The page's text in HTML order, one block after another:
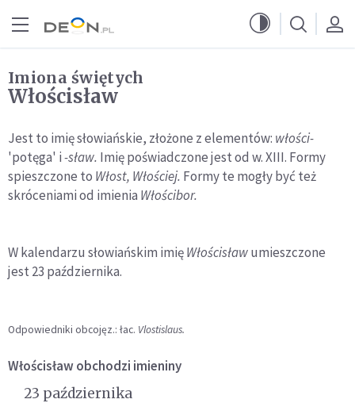
Imiona świętych
Włościsław
Jest to imię słowiańskie, złożone z elementów: włości-
'potęga' i-sław. Imię poświadczone jest od w. XIII. Formy
spieszczone to Włost, Włościej. Formy te mogły być też
skróceniami od imienia Włościbor.
W kalendarzu słowiańskim imięWłościsławumieszczone
jest 23 października.
Odpowiedniki obcojęz.: łac. Vlostislaus.
Włościsławobchodzi imieniny
23 października